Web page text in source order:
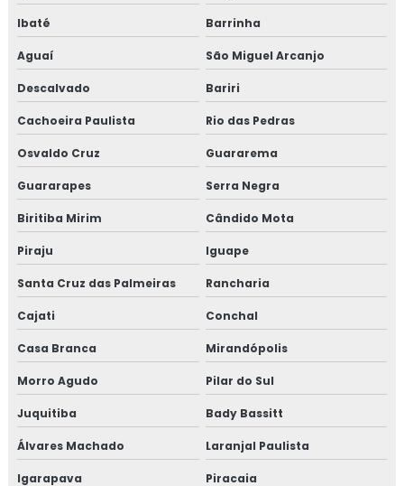
Ibaté Barrinha
Aguaí São Miguel Arcanjo
Descalvado Bariri
Cachoeira Paulista Rio das Pedras
Osvaldo Cruz Guararema
Guararapes Serra Negra
Biritiba Mirim Cândido Mota
Piraju Iguape
Santa Cruz das Palmeiras Rancharia
Cajati Conchal
Casa Branca Mirandópolis
Morro Agudo Pilar do Sul
Juquitiba Bady Bassitt
Álvares Machado Laranjal Paulista
Igarapava Piracaia